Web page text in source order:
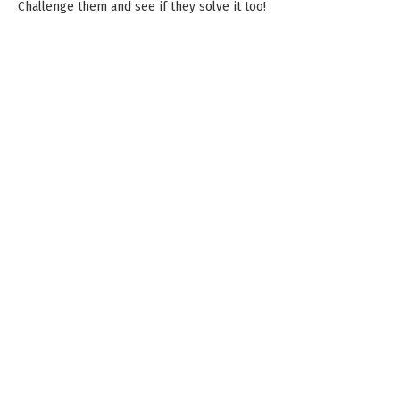
Challenge them and see if they solve it too!